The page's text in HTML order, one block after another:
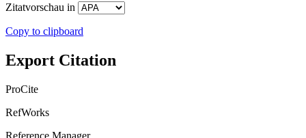
Zitatvorschau in
Copy to clipboard
Export Citation
ProCite
RefWorks
Reference Manager